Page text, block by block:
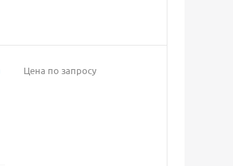
Цена по запросу